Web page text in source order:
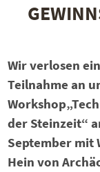
Wir verlosen
Teilnahme an
Workshop
der Steinzeit“
September mit
Hein von